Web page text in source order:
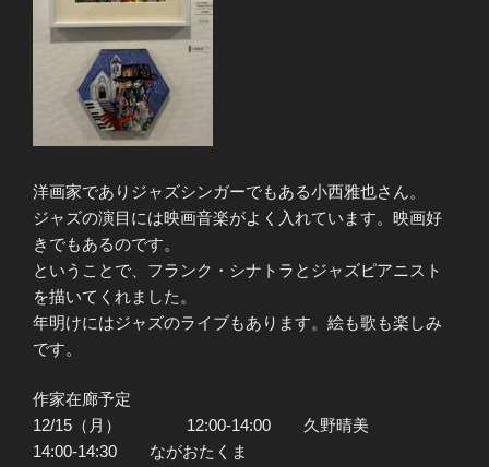
洋画家でありジャズシンガーでもある小西雅也さん。
ジャズの演目には映画音楽がよく入れています。映画好
きでもあるのです。
ということで、フランク・シナトラとジャズピアニスト
を描いてくれました。
年明けにはジャズのライブもあります。絵も歌も楽しみ
です。
作家在廊予定
12/15（月） 12:00-14:00 久野晴美
14:00-14:30 ながおたくま